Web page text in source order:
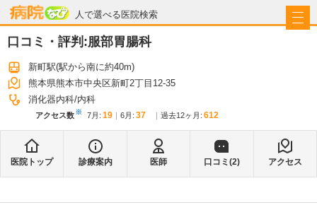
人で選べる医院検索
病院なび
口コミ・評判:服部胃腸科
新町駅(駅から南に約40m)
熊本県熊本市中央区新町2丁目12-35
消化器内科 内科
アクセス数※ 7月 : 19 6月 : 37 過去12ヶ月: 612
医院トップ 診療案内 医師 口コミ(2) アクセス